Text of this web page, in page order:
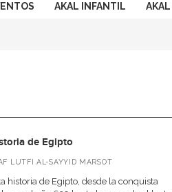
AKAL INFANTIL
de Egipto
LUTFI AL-SAYYID MARSOT
historia de Egipto, desde la conquista